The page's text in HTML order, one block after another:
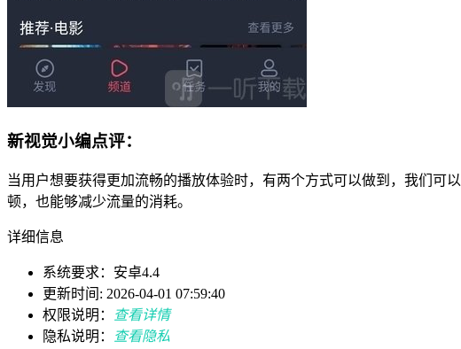
新视觉小编点评：
当用户想要获得更加流畅的播放体验时，有两个方式可以做到，我们
顿，也能够减少流量的消耗。
详细信息
系统要求：安卓4.4
更新时间: 2026-04-01 07:59:40
权限说明：
查看详情
隐私说明：
查看隐私